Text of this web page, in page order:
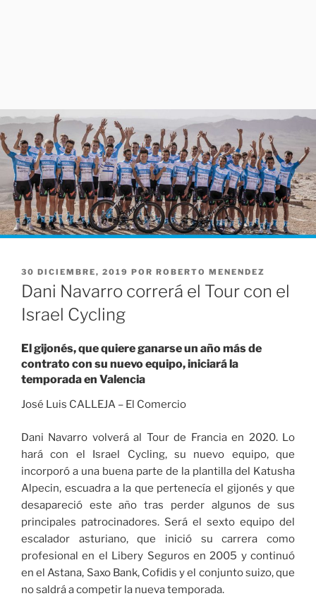
PUBLICADO
EL
30 DICIEMBRE, 2019 POR ROBERTO MENENDEZ
Dani Navarro correrá el Tour con el
Israel Cycling
El gijonés, que quiere ganarse un año más de
contrato con su nuevo equipo, iniciará la
temporada en Valencia
José Luis CALLEJA – El Comercio
Dani Navarro volverá al Tour de Francia en 2020. Lo
hará con el Israel Cycling, su nuevo equipo, que
incorporó a una buena parte de la plantilla del Katusha
Alpecin, escuadra a la que pertenecía el gijonés y que
desapareció este año tras perder algunos de sus
principales patrocinadores. Será el sexto equipo del
escalador asturiano, que inició su carrera como
profesional en el Libery Seguros en 2005 y continuó
en el Astana, Saxo Bank, Cofidis y el conjunto suizo, que
no saldrá a competir la nueva temporada.